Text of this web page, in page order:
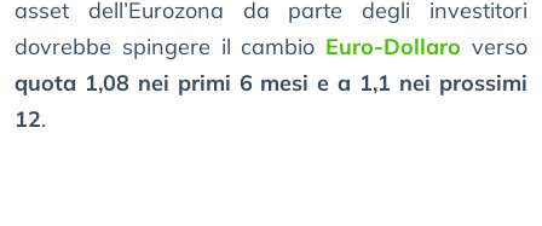
asset dell’Eurozona da parte degli investitori
dovrebbe spingere il cambio Euro-Dollaro verso
quota 1,08 nei primi 6 mesi e a 1,1 nei prossimi
12.